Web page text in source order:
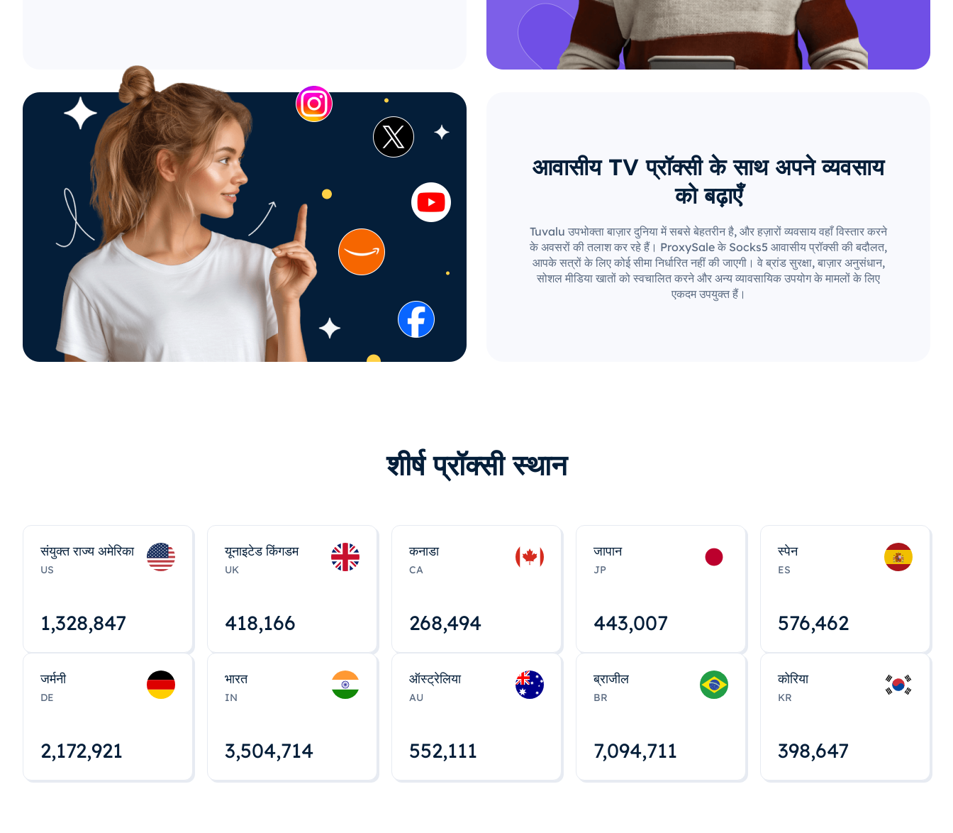
आवासीय TV प्रॉक्सी के साथ अपने व्यवसाय
को बढ़ाएँ
Tuvalu उपभोक्ता बाज़ार दुनिया में सबसे बेहतरीन है, और हज़ारों व्यवसाय वहाँ विस्तार करने
के अवसरों की तलाश कर रहे हैं। ProxySale के Socks5 आवासीय प्रॉक्सी की बदौलत,
आपके सत्रों के लिए कोई सीमा निर्धारित नहीं की जाएगी। वे ब्रांड सुरक्षा, बाज़ार अनुसंधान,
सोशल मीडिया खातों को स्वचालित करने और अन्य व्यावसायिक उपयोग के मामलों के लिए
एकदम उपयुक्त हैं।
शीर्ष प्रॉक्सी स्थान
संयुक्त राज्य अमेरिका
US
1,328,848
यूनाइटेड किंगडम
UK
418,167
कनाडा
CA
268,495
जापान
JP
443,008
स्पेन
ES
576,463
जर्मनी
DE
2,172,922
भारत
IN
3,504,715
ऑस्ट्रेलिया
AU
552,112
ब्राजील
BR
7,094,712
कोरिया
KR
398,648